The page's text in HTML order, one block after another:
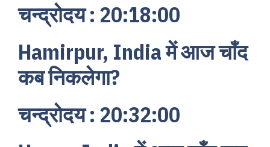
चन्द्रोदय : 20:18:00
Hamirpur, India में आज चाँद
कब निकलेगा?
चन्द्रोदय : 20:32:00